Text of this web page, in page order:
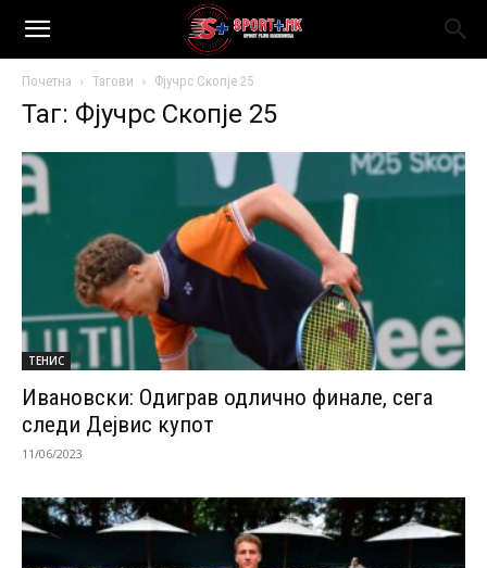
Почетна Тагови Фјучрс Скопје 25
Таг: Фјучрс Скопје 25
ТЕНИС
Ивановски: Одиграв одлично финале, сега
следи Дејвис купот
11/06/2023